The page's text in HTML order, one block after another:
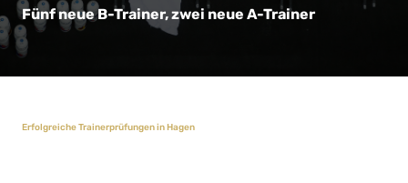
Fünf neue B-Trainer, zwei neue A-Trainer
Erfolgreiche Trainerprüfungen in Hagen